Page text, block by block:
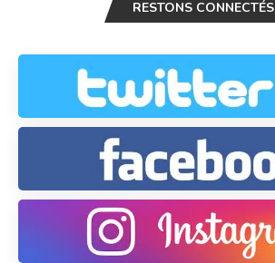
RESTONS CONNECTÉS